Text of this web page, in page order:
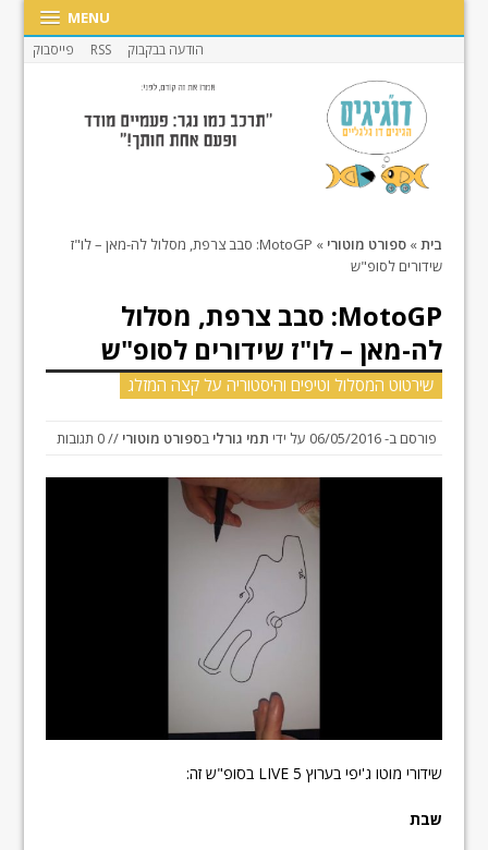
MENU
הודעה בבקבוק RSS פייסבוק
בית » ספורט מוטורי »
MotoGP: סבב צרפת, מסלול לה-מאן – לו"ז
שידורים לסופ"ש
MotoGP: סבב צרפת, מסלול
לה-מאן – לו"ז שידורים לסופ"ש
שירטוט המסלול וטיפים והיסטוריה על קצה המזלג
פורסם ב-06/05/2016 על ידי תמי גורלי בספורט מוטורי // 0 תגובות
שידורי מוטו ג'יפי בערוץ 5 LIVE בסופ"ש זה:
שבת